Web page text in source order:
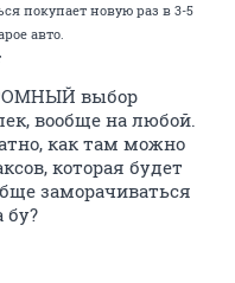
покупает новую раз в 3-5
авто.
выбор
вообще на любой.
как там можно
которая будет
заморачиваться
бу?